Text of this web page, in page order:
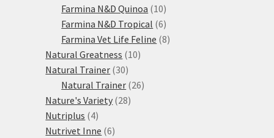
Farmina N&D Quinoa 1010
produktů
Farmina N&D Tropical 66
produktů
Farmina Vet Life Feline 88
Natural Greatness 1010
Natural Trainer 3030
produktů
Natural Trainer 2626
Nature's Variety 2828
Nutriplus 44
produkty
Nutrivet Inne 66